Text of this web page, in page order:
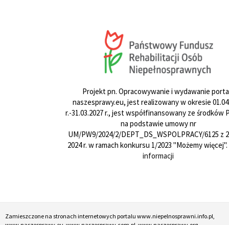
Projekt pn. Opracowywanie i wydawanie
naszesprawy.eu, jest realizowany w okresie
r.-31.03.2027 r., jest współfinansowany ze środków
na podstawie umowy nr
UM/PW9/2024/2/DEPT_DS_WSPOLPRACY/6125 z
2024 r. w ramach konkursu 1/2023 "Możemy więcej".
informacji
Zamieszczone na stronach internetowych portalu www.niepelnosprawni.info.pl,